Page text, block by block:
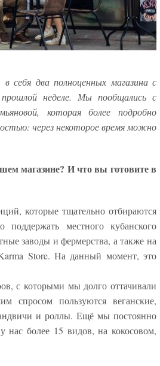
себя два полноценных магазина с
неделе. Мы пообщались с
которая более подробно
через некоторое время можно
магазине? И что вы готовите в
которые тщательно отбираются
местного кубанского
заводы и фермерства, а также на
Store. На данный момент, это
с которыми мы долго оттачивали
спросом пользуются веганские,
и роллы. Ещё мы постоянно
нас более 15 видов, на кокосовом,